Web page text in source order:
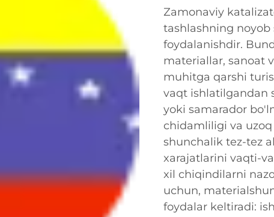
Zamonaviy
tashlashning
foydalanishdir.
materiallar, sanoat
muhitga qarshi
vaqt ishlatilgandan
yoki samarador
chidamliligi va
shunchalik tez-tez
xarajatlarini vaqti-
xil chiqindilarni
uchun,
foydalar keltiradi: